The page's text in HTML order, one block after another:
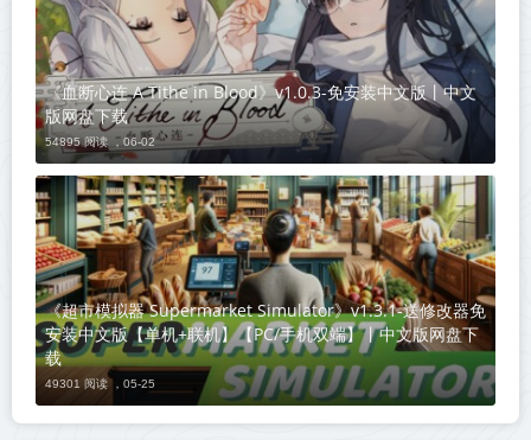
《血断心连 A Tithe in Blood》v1.0.3-免安装中文版丨中文
版网盘下载
54895 阅读 ， 06-02
《超市模拟器 Supermarket Simulator》v1.3.1-送修改器免
安装中文版【单机+联机】【PC/手机双端】丨中文版网盘下
载
49301 阅读 ， 05-25